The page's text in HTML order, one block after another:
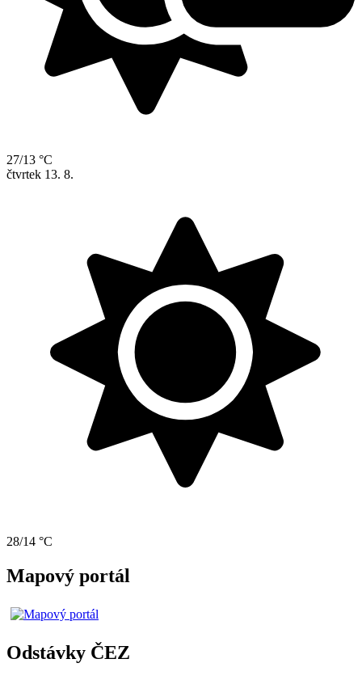
27/13 °C
čtvrtek 13. 8.
28/14 °C
Mapový portál
Odstávky ČEZ